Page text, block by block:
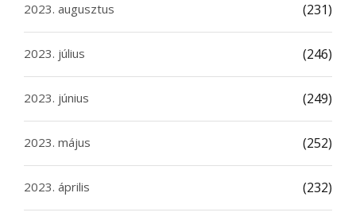
2023. augusztus (231)
2023. július (246)
2023. június (249)
2023. május (252)
2023. április (232)